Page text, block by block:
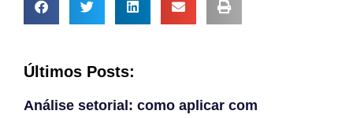
Últimos Posts:
Análise setorial: como aplicar com